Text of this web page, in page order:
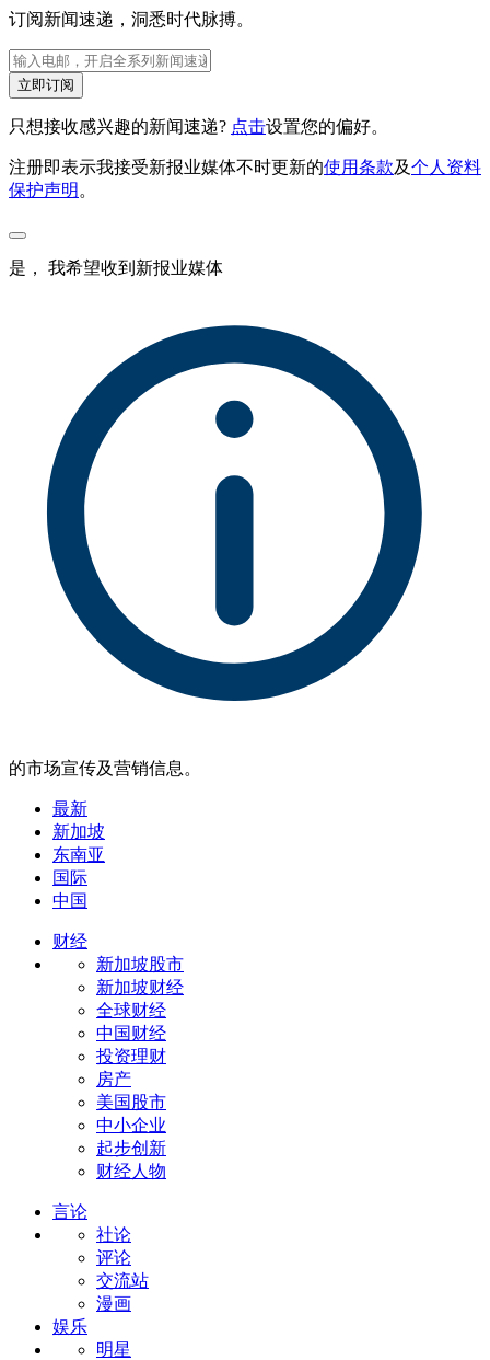
订阅新闻速递，洞悉时代脉搏。
立即订阅
只想接收感兴趣的新闻速递? 点击设置您的偏好。
注册即表示我接受新报业媒体不时更新的使用条款及个人资料
保护声明 。
是， 我希望收到新报业媒体
的市场宣传及营销信息。
最新
新加坡
东南亚
国际
中国
财经
新加坡股市
新加坡财经
全球财经
中国财经
投资理财
房产
美国股市
中小企业
起步创新
财经人物
言论
社论
评论
交流站
漫画
娱乐
明星